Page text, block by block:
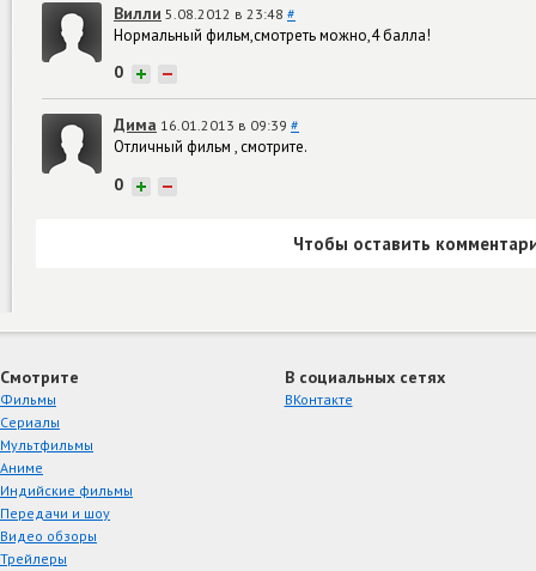
Вилли 5.08.2012 в 23:48 #
Нормальный фильм,смотреть можно,4 балла!
0 + −
Дима 16.01.2013 в 09:39 #
Отличный фильм , смотрите.
0 + −
Чтобы оставить
Смотрите
Фильмы
Сериалы
Мультфильмы
Аниме
Индийские фильмы
Передачи и шоу
Видео обзоры
Трейлеры
В социальных сетях
ВКонтакте